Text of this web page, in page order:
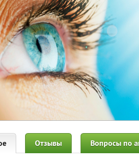
Отзывы Вопросы по